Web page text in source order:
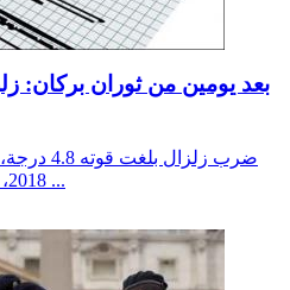
2018، منطقة شمال كاتانيا على سفح ...